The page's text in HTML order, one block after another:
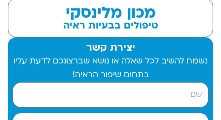
מכון מלינסקי
טיפולים בבעיות ראיה
יצירת קשר
נשמח להשיב לכל שאלה או נושא שברצונכם לדעת עליו
בתחום שיפור הראיה!